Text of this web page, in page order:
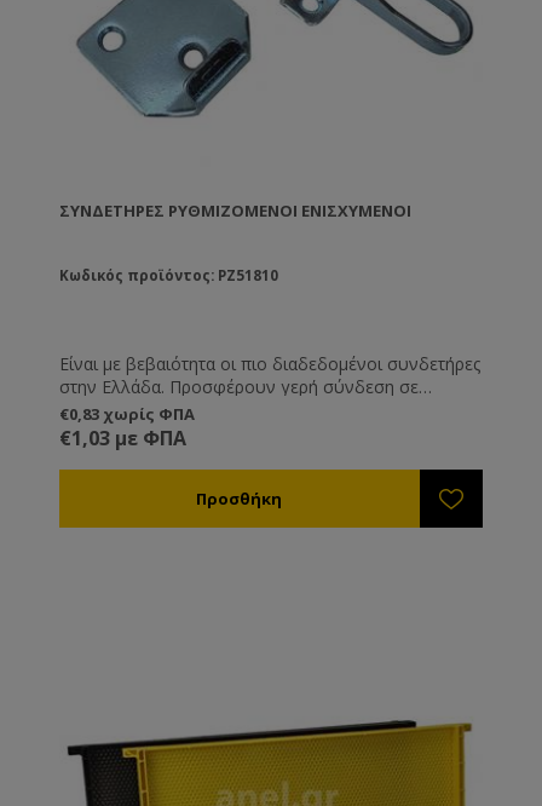
ΣΥΝΔΕΤΉΡΕΣ ΡΥΘΜΙΖΌΜΕΝΟΙ ΕΝΙΣΧΥΜΈΝΟΙ
Κωδικός προϊόντος: PZ51810
Είναι με βεβαιότητα οι πιο διαδεδομένοι συνδετήρες
στην Ελλάδα. Προσφέρουν γερή σύνδεση σε
πατώματα, βάσεις και καπάκι, ενώ ρυθμίζονται σε
ύψος. Κατασκευασμένοι από γαλβανισμένο
σίδερο.Ελληνικής κατασκευής.
€0,83 χωρίς ΦΠΑ
€1,03 με ΦΠΑ